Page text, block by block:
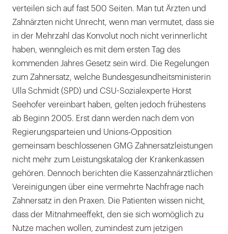
verteilen sich auf fast 500 Seiten. Man tut Ärzten und
Zahnärzten nicht Unrecht, wenn man vermutet, dass sie
in der Mehrzahl das Konvolut noch nicht verinnerlicht
haben, wenngleich es mit dem ersten Tag des
kommenden Jahres Gesetz sein wird. Die Regelungen
zum Zahnersatz, welche Bundesgesundheitsministerin
Ulla Schmidt (SPD) und CSU-Sozialexperte Horst
Seehofer vereinbart haben, gelten jedoch frühestens
ab Beginn 2005. Erst dann werden nach dem von
Regierungsparteien und Unions-Opposition
gemeinsam beschlossenen GMG Zahnersatzleistungen
nicht mehr zum Leistungskatalog der Krankenkassen
gehören. Dennoch berichten die Kassenzahnärztlichen
Vereinigungen über eine vermehrte Nachfrage nach
Zahnersatz in den Praxen. Die Patienten wissen nicht,
dass der Mitnahmeeffekt, den sie sich womöglich zu
Nutze machen wollen, zumindest zum jetzigen